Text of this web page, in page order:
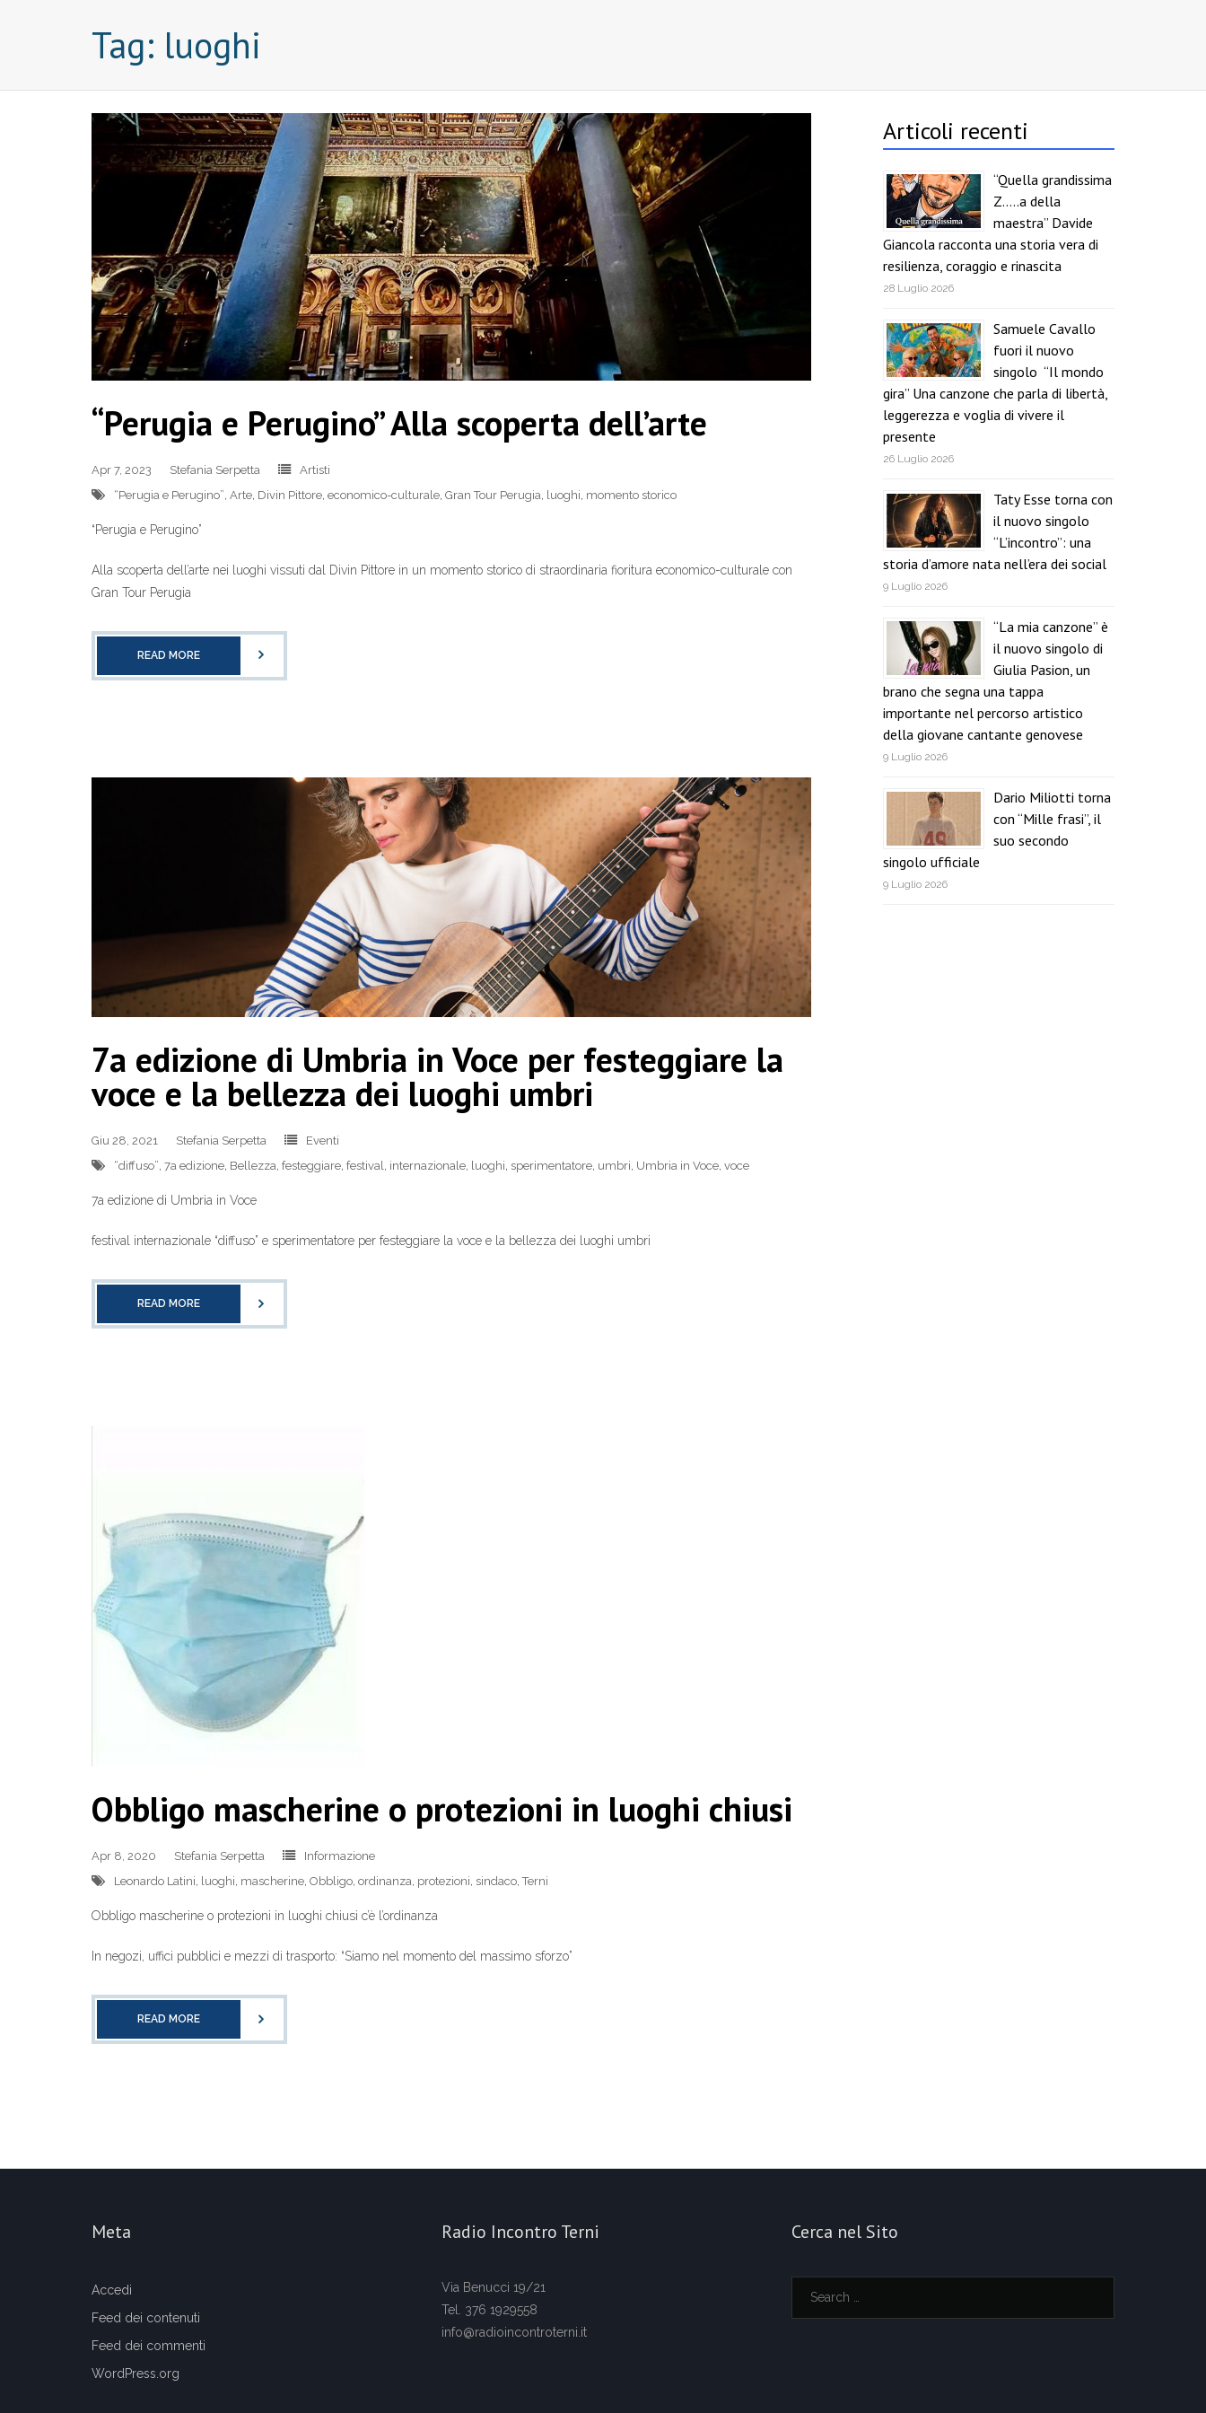
Tag: luoghi
“Perugia e Perugino” Alla scoperta dell’arte
Apr 7, 2023 Stefania Serpetta
Artisti
“Perugia e Perugino” Arte Divin Pittore economico-culturale Gran Tour Perugia luoghi momento storico
“Perugia e Perugino”
Alla scoperta dell’arte nei luoghi vissuti dal Divin Pittore in un momento storico di straordinaria fioritura economico-culturale con
Gran Tour Perugia
READ MORE
7a edizione di Umbria in Voce per festeggiare la
voce e la bellezza dei luoghi umbri
Giu 28, 2021 Stefania Serpetta
Eventi
“diffuso”, 7a edizione, Bellezza, festeggiare, festival, internazionale, luoghi, sperimentatore, umbri, Umbria in Voce, voce
7a edizione di Umbria in Voce
festival internazionale “diffuso” e sperimentatore per festeggiare la voce e la bellezza dei luoghi umbri
READ MORE
Obbligo mascherine o protezioni in luoghi chiusi
Apr 8, 2020 Stefania Serpetta
Informazione
Leonardo Latini, luoghi, mascherine, Obbligo, ordinanza, protezioni, sindaco,Terni
Obbligo mascherine o protezioni in luoghi chiusi c’è l’ordinanza
In negozi, uffici pubblici e mezzi di trasporto: “Siamo nel momento del massimo sforzo”
READ MORE
Articoli recenti
“Quella grandissima
Z…..a della
maestra” Davide
Giancola racconta una storia vera di
resilienza, coraggio e rinascita
28 Luglio 2026
Samuele Cavallo
fuori il nuovo
singolo “Il mondo
gira” Una canzone che parla di libertà,
leggerezza e voglia di vivere il
presente
26 Luglio 2026
Taty Esse torna con
il nuovo singolo
“L’incontro”: una
storia d’amore nata nell’era dei social
9 Luglio 2026
“La mia canzone” è
il nuovo singolo di
Giulia Pasion, un
brano che segna una tappa
importante nel percorso artistico
della giovane cantante genovese
9 Luglio 2026
Dario Miliotti torna
con “Mille frasi”, il
suo secondo
singolo ufficiale
9 Luglio 2026
Meta
Accedi
Feed dei contenuti
Feed dei commenti
WordPress.org
Radio Incontro Terni
Via Benucci 19/21
Tel. 376 1929558
info@radioincontroterni.it
Cerca nel Sito